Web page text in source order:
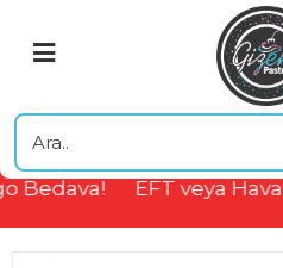
Bedava! EFT veya